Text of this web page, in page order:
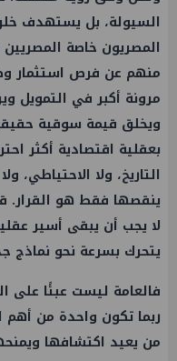
السيولة، بل يستهدف
المصريون خاصة المصريين
منهم عن فرص استثمار
مرونة أكبر في التمويل
ويخلق قيمة سوقية
بعقلية اقتصادية أكثر
التاريخ، ولا الاحتياطي،
ينقصها فقط هو القرار.
لا يجب أن يبقى أسير
يتحرك بسرعة نحو نماذج
فالعامة ليست عبئًا على
ربما تكون واحدة من
من يعيد اكتشافها